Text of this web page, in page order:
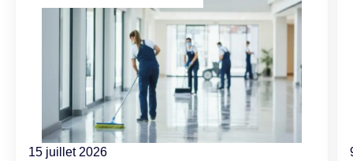
15 juillet 2026